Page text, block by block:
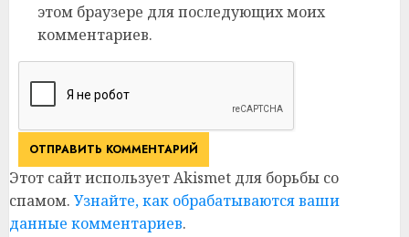
этом браузере для последующих моих
комментариев.
Этот сайт использует Akismet для борьбы со
спамом. Узнайте, как обрабатываются ваши
данные комментариев.